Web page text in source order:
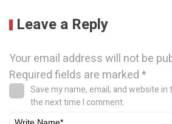
Leave a Reply
Your email address will not be
Required fields are marked*
Save my name, email, and website
the next time I comment.